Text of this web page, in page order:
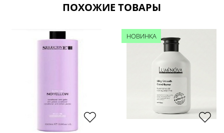
ПОХОЖИЕ ТОВАРЫ
НОВИНКА